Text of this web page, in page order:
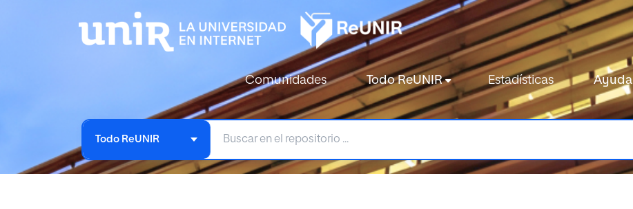
Comunidades Todo ReUNIR Estadísticas Ayuda
Todo ReUNIR